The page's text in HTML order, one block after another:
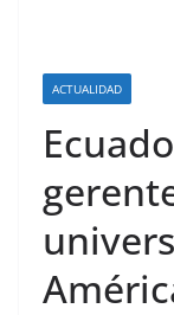
ACTUALIDAD